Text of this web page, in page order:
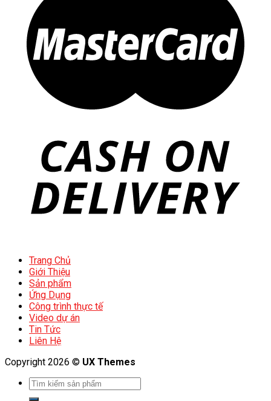
Trang Chủ
Giới Thiệu
Sản phẩm
Ứng Dụng
Công trình thực tế
Video dự án
Tin Tức
Liên Hệ
Copyright 2026 © UX Themes